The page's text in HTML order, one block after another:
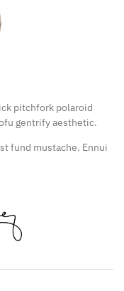
pitchfork polaroid
gentrify aesthetic.
fund mustache. Ennui